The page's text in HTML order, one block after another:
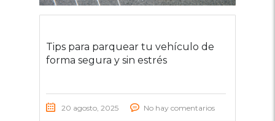
Tips para parquear tu vehículo de
forma segura y sin estrés
20 agosto, 2025 No hay comentarios